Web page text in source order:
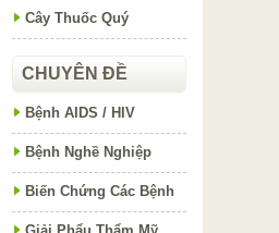
Cây Thuốc Quý
CHUYÊN ĐỀ
Bệnh AIDS / HIV
Bệnh Nghề Nghiệp
Biến Chứng Các Bệnh